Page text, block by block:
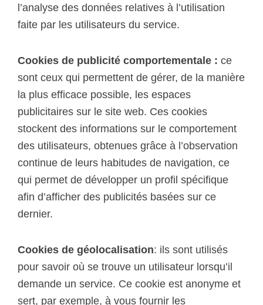
l’analyse des données relatives à l’utilisation
faite par les utilisateurs du service.
Cookies de publicité comportementale : ce
sont ceux qui permettent de gérer, de la manière
la plus efficace possible, les espaces
publicitaires sur le site web. Ces cookies
stockent des informations sur le comportement
des utilisateurs, obtenues grâce à l’observation
continue de leurs habitudes de navigation, ce
qui permet de développer un profil spécifique
afin d’afficher des publicités basées sur ce
dernier.
Cookies de géolocalisation: ils sont utilisés
pour savoir où se trouve un utilisateur lorsqu’il
demande un service. Ce cookie est anonyme et
sert, par exemple, à vous fournir les